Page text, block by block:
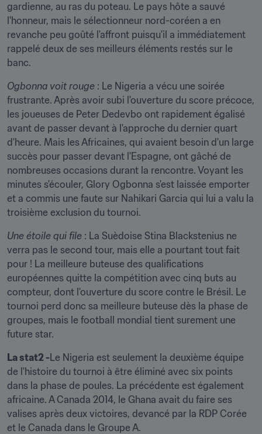
gardienne, au ras du poteau. Le pays hôte a sauvé
l'honneur, mais le sélectionneur nord-coréen a en
revanche peu goûté l'affront puisqu'il a immédiatement
rappelé deux de ses meilleurs éléments restés sur le
banc.
Ogbonna voit rouge : Le Nigeria a vécu une soirée
frustrante. Après avoir subi l'ouverture du score précoce,
les joueuses de Peter Dedevbo ont rapidement égalisé
avant de passer devant à l'approche du dernier quart
d'heure. Mais les Africaines, qui avaient besoin d'un large
succès pour passer devant l'Espagne, ont gâché de
nombreuses occasions durant la rencontre. Voyant les
minutes s'écouler, Glory Ogbonna s'est laissée emporter
et a commis une faute sur Nahikari Garcia qui lui a valu la
troisième exclusion du tournoi.
Une étoile qui file : La Suèdoise Stina Blackstenius ne
verra pas le second tour, mais elle a pourtant tout fait
pour ! La meilleure buteuse des qualifications
européennes quitte la compétition avec cinq buts au
compteur, dont l'ouverture du score contre le Brésil. Le
tournoi perd donc sa meilleure buteuse dès la phase de
groupes, mais le football mondial tient surement une
future star.
La stat2 - Le Nigeria est seulement la deuxième équipe
de l'histoire du tournoi à être éliminé avec six points
dans la phase de poules. La précédente est également
africaine. A Canada 2014, le Ghana avait du faire ses
valises après deux victoires, devancé par la RDP Corée
et le Canada dans le Groupe A.